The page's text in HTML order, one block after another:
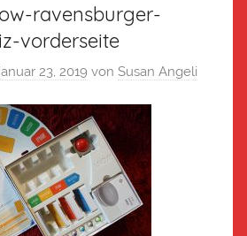
ravensburger-
vorderseite
23, 2019 von Susan Angeli